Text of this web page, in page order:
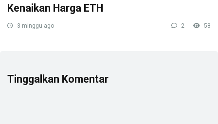
Kenaikan Harga ETH
3 minggu ago 2 58
Tinggalkan Komentar